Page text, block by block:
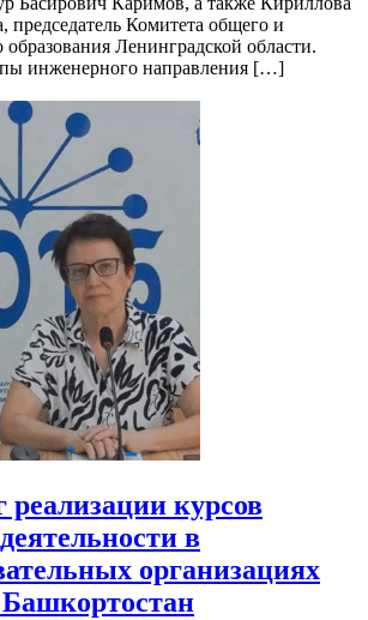
Комитета общего и
Ленинградской области.
инженерного направления […]
курсов
в
организациях